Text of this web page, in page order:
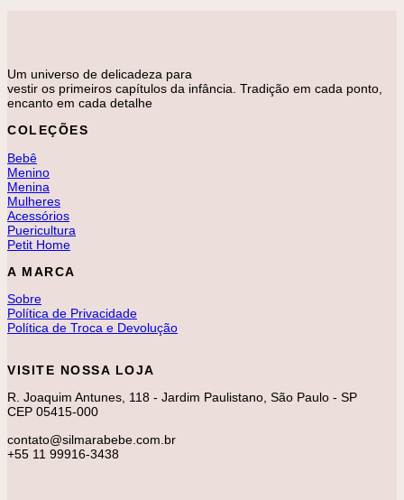
Um universo de delicadeza para
vestir os primeiros capítulos da infância. Tradição em cada ponto,
encanto em cada detalhe
COLEÇÕES
Bebê
Menino
Menina
Mulheres
Acessórios
Puericultura
Petit Home
A MARCA
Sobre
Política de Privacidade
Política de Troca e Devolução
VISITE NOSSA LOJA
R. Joaquim Antunes, 118 - Jardim Paulistano, São Paulo - SP
CEP 05415-000
contato@silmarabebe.com.br
+55 11 99916-3438